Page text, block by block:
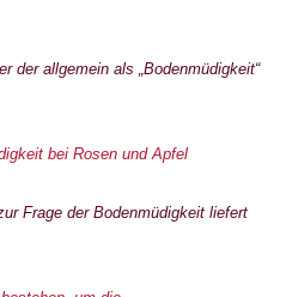
der allgemein als „Bodenmüdigkeit“
bei Rosen und Apfel
Frage der Bodenmüdigkeit liefert